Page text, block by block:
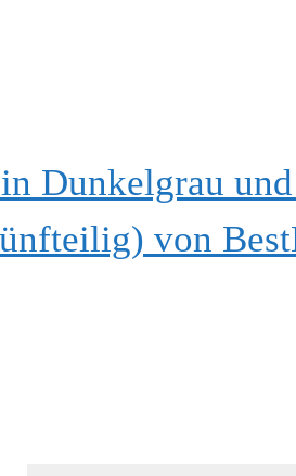
Dunkelgrau
von